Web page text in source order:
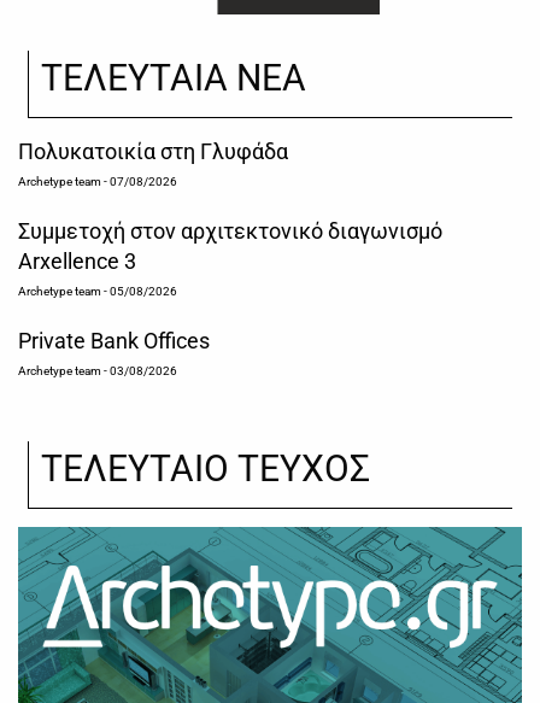
ΤΕΛΕΥΤΑΙΑ ΝΕΑ
Πολυκατοικία στη Γλυφάδα
Archetype team- 07/08/2026
Συμμετοχή στον αρχιτεκτονικό διαγωνισμό
Arxellence 3
Archetype team- 05/08/2026
Private Bank Offices
Archetype team- 03/08/2026
ΤΕΛΕΥΤΑΙΟ ΤΕΥΧΟΣ